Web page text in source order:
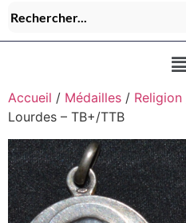
Accueil / Médailles / Religion
Lourdes – TB+/TTB